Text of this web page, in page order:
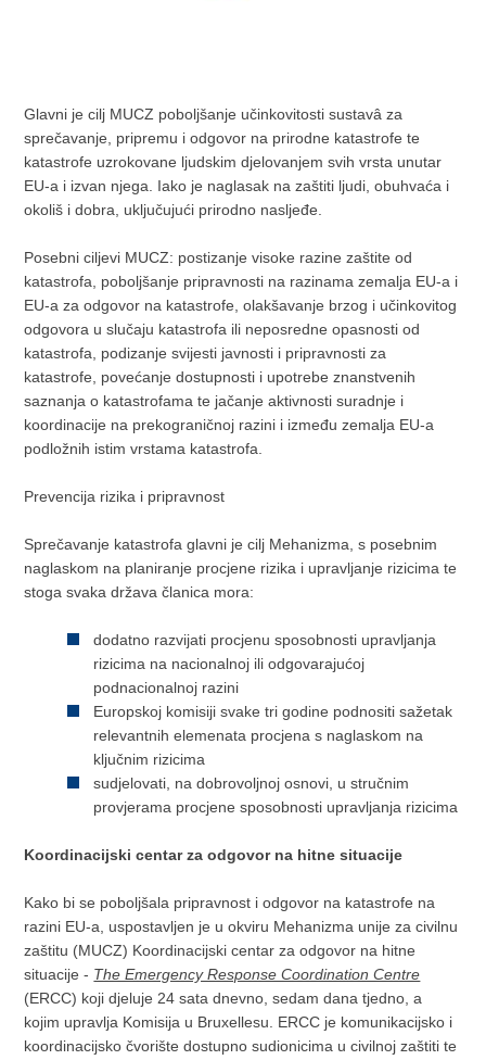
Glavni je cilj MUCZ poboljšanje učinkovitosti sustavâ za
sprečavanje, pripremu i odgovor na prirodne katastrofe te
katastrofe uzrokovane ljudskim djelovanjem svih vrsta unutar
EU-a i izvan njega. Iako je naglasak na zaštiti ljudi, obuhvaća i
okoliš i dobra, uključujući prirodno nasljeđe.
Posebni ciljevi MUCZ: postizanje visoke razine zaštite od
katastrofa, poboljšanje pripravnosti na razinama zemalja EU-a i
EU-a za odgovor na katastrofe, olakšavanje brzog i učinkovitog
odgovora u slučaju katastrofa ili neposredne opasnosti od
katastrofa, podizanje svijesti javnosti i pripravnosti za
katastrofe, povećanje dostupnosti i upotrebe znanstvenih
saznanja o katastrofama te jačanje aktivnosti suradnje i
koordinacije na prekograničnoj razini i između zemalja EU-a
podložnih istim vrstama katastrofa.
Prevencija rizika i pripravnost
Sprečavanje katastrofa glavni je cilj Mehanizma, s posebnim
naglaskom na planiranje procjene rizika i upravljanje rizicima te
stoga svaka država članica mora:
dodatno razvijati procjenu sposobnosti upravljanja
rizicima na nacionalnoj ili odgovarajućoj
podnacionalnoj razini
Europskoj komisiji svake tri godine podnositi sažetak
relevantnih elemenata procjena s naglaskom na
ključnim rizicima
sudjelovati, na dobrovoljnoj osnovi, u stručnim
provjerama procjene sposobnosti upravljanja rizicima
Koordinacijski centar za odgovor na hitne situacije
Kako bi se poboljšala pripravnost i odgovor na katastrofe na
razini EU-a, uspostavljen je u okviru Mehanizma unije za civilnu
zaštitu (MUCZ) Koordinacijski centar za odgovor na hitne
situacije - The Emergency Response Coordination Centre
(ERCC) koji djeluje 24 sata dnevno, sedam dana tjedno, a
kojim upravlja Komisija u Bruxellesu. ERCC je komunikacijsko i
koordinacijsko čvorište dostupno sudionicima u civilnoj zaštiti te